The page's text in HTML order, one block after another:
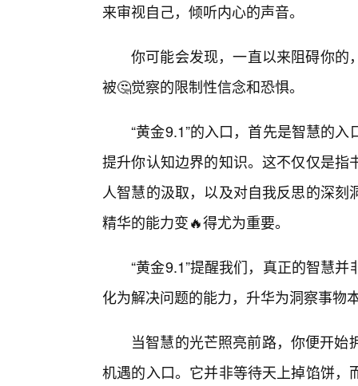
来审视自己，倾听内心的声音。
你可能会发现，一直以来阻碍你的
被🤔觉察的限制性信念和恐惧。
“黄金9.1”的入口，首先是智慧的
提升你认知边界的知识。这不仅仅是
人智慧的汲取，以及对自我反思的深
精华的能力变🔥得尤为重要。
“黄金9.1”提醒我们，真正的智慧
化为解决问题的能力，升华为洞察事物
当智慧的光芒照亮前路，你便开始
机遇的入口。它并非等待天上掉馅饼